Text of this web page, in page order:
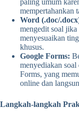
mempertahankan
Word (.doc/
mengedit soal
menyesuaikan
khusus.
Google Forms:
menyediakan
Forms, yang
online dan
Langkah-langkah